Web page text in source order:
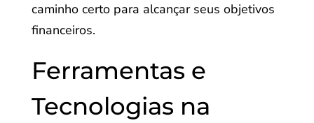
caminho certo para alcançar seus objetivos
financeiros.
Ferramentas e
Tecnologias na